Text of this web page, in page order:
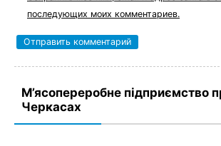
последующих моих комментариев.
М’ясопереробне підприємство
Черкасах